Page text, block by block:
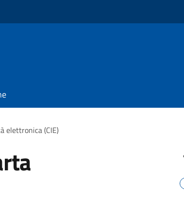
elettronica (CIE)